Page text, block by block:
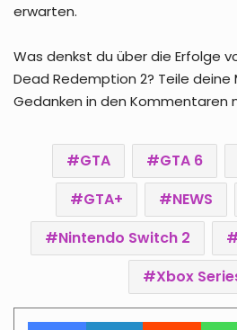
erwarten.
Was denkst du über die Erfolge
Dead Redemption 2? Teile deine
Gedanken in den Kommentaren
GTA GTA 6
GTA+
NEWS
Nintendo Switch 2
Xbox
FacebookLinkedIn Reddit